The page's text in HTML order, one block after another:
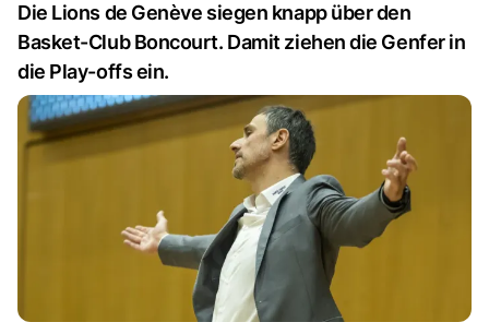
Die Lions de Genève siegen knapp über den
Basket-Club Boncourt. Damit ziehen die Genfer in
die Play-offs ein.